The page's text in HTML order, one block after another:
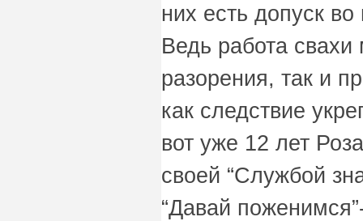
них есть допуск
Ведь работа свахи
разорения, так и
как следствие
вот уже 12 лет
своей “Службой
“Давай